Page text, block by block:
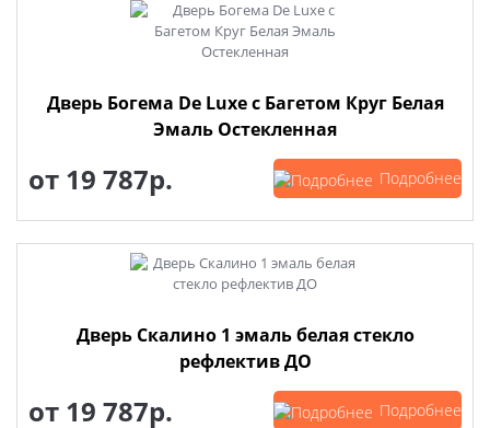
Дверь Богема De Luxe с Багетом Круг Белая
Эмаль Остекленная
от 19 787р. Подробнее
Дверь Скалино 1 эмаль белая стекло
рефлектив ДО
от 19 787р. Подробнее